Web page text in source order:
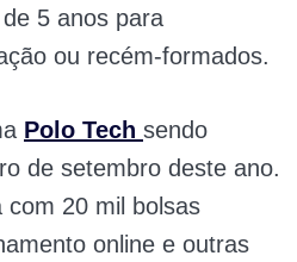
5 anos para
ou recém-formados.
Polo Tech sendo
de setembro deste ano.
com 20 mil bolsas
online e outras